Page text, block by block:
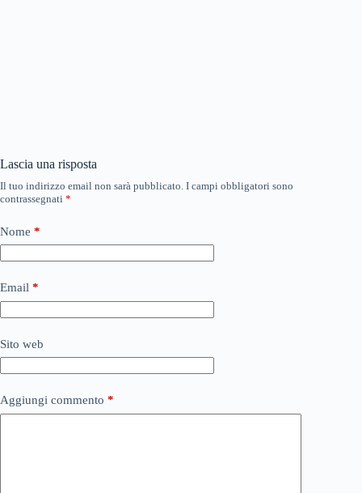
Lascia una risposta
Il tuo indirizzo email non sarà pubblicato. I campi obbligatori sono
contrassegnati *
Nome *
Email *
Sito web
Aggiungi commento *